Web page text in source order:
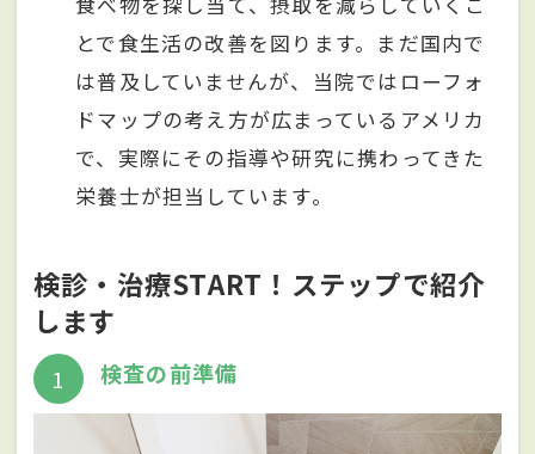
とで食生活の改善を図ります。まだ国内で
は普及していませんが、当院ではローフォ
ドマップの考え方が広まっているアメリカ
で、実際にその指導や研究に携わってきた
栄養士が担当しています。
検診・治療START！ステップで紹介
します
1 検査の前準備